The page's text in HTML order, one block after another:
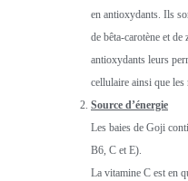
en antioxydants. Ils
de bêta-carotène et
antioxydants leurs
cellulaire ainsi que les
Source d’énergie
Les baies de Goji
B6, C et E).
La vitamine C est en